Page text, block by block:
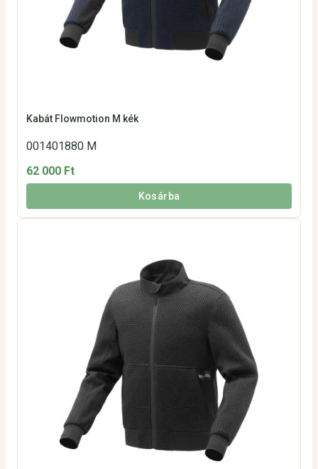
Kabát Flowmotion M kék
001401880 M
62 000 Ft
Kosárba